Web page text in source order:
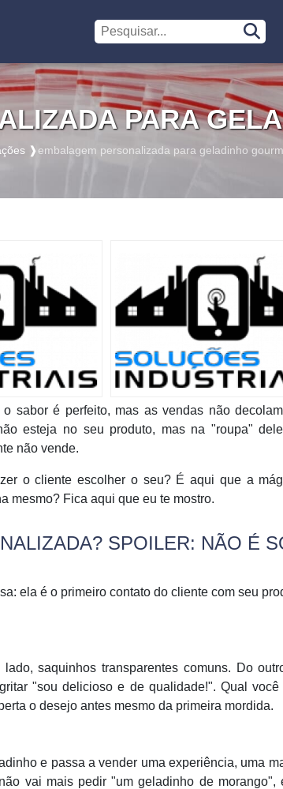
PARA
❱ embalagem personalizada para geladinho
sabor é perfeito, mas as vendas não
esteja no seu produto, mas na "roupa"
não vende.
o cliente escolher o seu? É aqui que a
mesmo? Fica aqui que eu te mostro.
SPOILER: NÃO É
ela é o primeiro contato do cliente com seu
saquinhos transparentes comuns. Do
"sou delicioso e de qualidade!". Qual você
o desejo antes mesmo da primeira mordida.
e passa a vender uma experiência, uma
vai mais pedir "um geladinho de morango",